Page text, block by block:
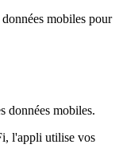
mobiles pour
données mobiles.
l'appli utilise vos